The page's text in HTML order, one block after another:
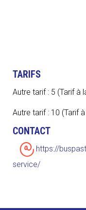
TARIFS
Autre tarif : 5 (Tarif à
Autre tarif : 10 (Tarif
CONTACT
https://
service/